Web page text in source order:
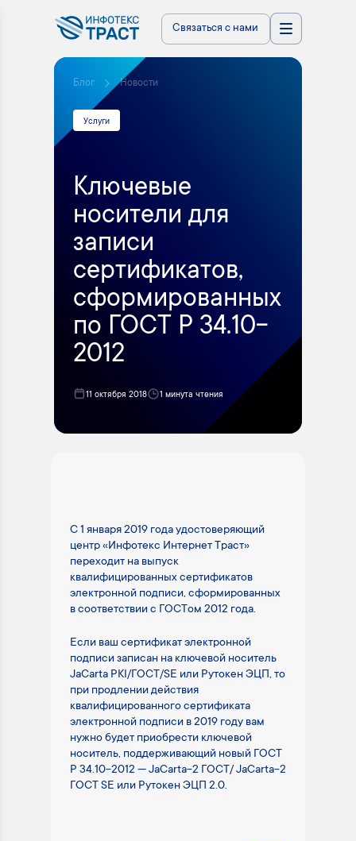
Связаться с нами
Блог Новости
Услуги
Ключевые
носители для
записи
сертификатов,
сформированных
по ГОСТ Р 34.10-
2012
11 октября 2018 1 минута чтения
С 1 января 2019 года удостоверяющий
центр «Инфотекс Интернет Траст»
переходит на выпуск
квалифицированных сертификатов
электронной подписи, сформированных
в соответствии с ГОСТом 2012 года.
Если ваш сертификат электронной
подписи записан на ключевой носитель
JaСarta PKI/ГОСТ/SE или Рутокен ЭЦП, то
при продлении действия
квалифицированного сертификата
электронной подписи в 2019 году вам
нужно будет приобрести ключевой
носитель, поддерживающий новый ГОСТ
Р 34.10-2012 — JaCarta-2 ГОСТ/ JaCarta-2
ГОСТ SE или Рутокен ЭЦП 2.0.